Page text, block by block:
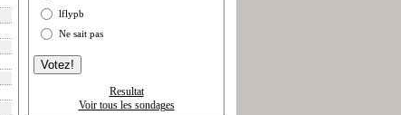
lflypb
Ne sait pas
Resultat
Voir tous les sondages